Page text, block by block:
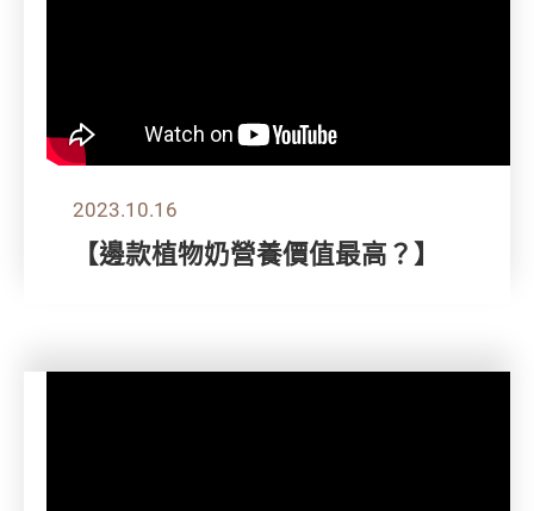
2023.10.16
【邊款植物奶營養價值最高？】